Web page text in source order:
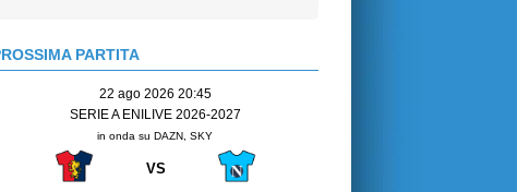
PARTITA
22 ago 2026 20:45
SERIE A ENILIVE 2026-2027
in onda su DAZN, SKY
VS